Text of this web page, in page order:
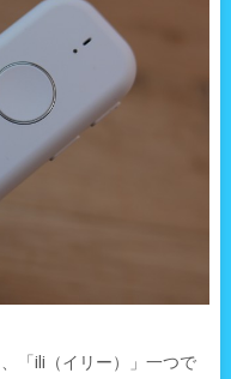
「ili（イリー）」一つで